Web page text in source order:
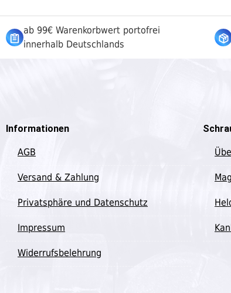
ab 99€ Warenkorbwert portofrei
innerhalb Deutschlands
Informationen
AGB
Versand & Zahlung
Privatsphäre und Datenschutz
Impressum
Widerrufsbelehrung